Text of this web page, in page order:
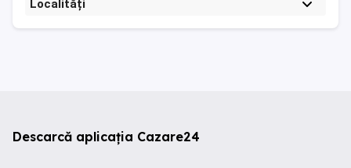
Localități
Descarcă aplicația Cazare24